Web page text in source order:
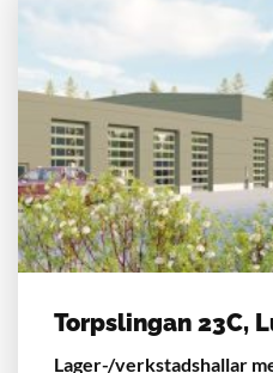
Torpslingan 23C,
Lager-/verkstadshallar